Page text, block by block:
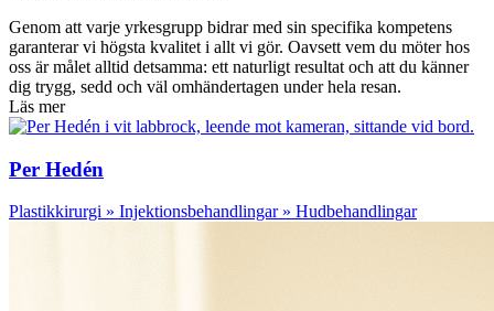
Genom att varje yrkesgrupp bidrar med sin specifika kompetens
garanterar vi högsta kvalitet i allt vi gör. Oavsett vem du möter hos
oss är målet alltid detsamma: ett naturligt resultat och att du känner
dig trygg, sedd och väl omhändertagen under hela resan.
Läs mer
Per Hedén
Plastikkirurgi » Injektionsbehandlingar » Hudbehandlingar